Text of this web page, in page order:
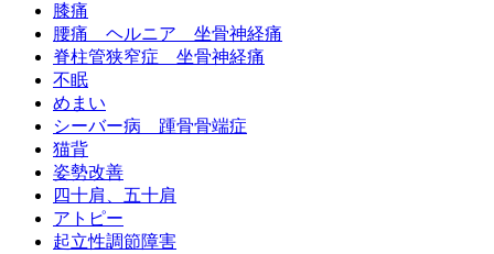
膝痛
腰痛 ヘルニア 坐骨神経痛
脊柱管狭窄症 坐骨神経痛
不眠
めまい
シーバー病 踵骨骨端症
猫背
姿勢改善
四十肩、五十肩
アトピー
起立性調節障害